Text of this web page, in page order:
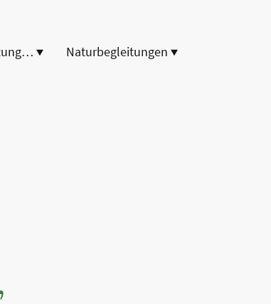
Energetische Begleitungen
Naturbegleitungen